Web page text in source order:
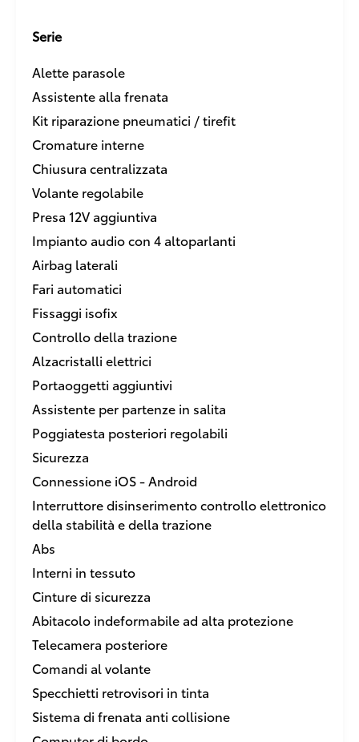
Serie
Alette parasole
Assistente alla frenata
Kit riparazione pneumatici / tirefit
Cromature interne
Chiusura centralizzata
Volante regolabile
Presa 12V aggiuntiva
Impianto audio con 4 altoparlanti
Airbag laterali
Fari automatici
Fissaggi isofix
Controllo della trazione
Alzacristalli elettrici
Portaoggetti aggiuntivi
Assistente per partenze in salita
Poggiatesta posteriori regolabili
Sicurezza
Connessione iOS - Android
Interruttore disinserimento controllo elettronico
della stabilità e della trazione
Abs
Interni in tessuto
Cinture di sicurezza
Abitacolo indeformabile ad alta protezione
Telecamera posteriore
Comandi al volante
Specchietti retrovisori in tinta
Sistema di frenata anti collisione